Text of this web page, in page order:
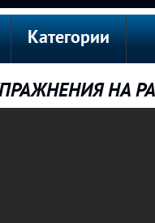
Категории
НА